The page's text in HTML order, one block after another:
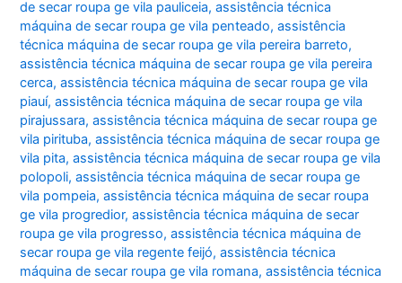
de secar roupa ge vila pauliceia,assistência técnica
máquina de secar roupa ge vila penteado,assistência
técnica máquina de secar roupa ge vila pereira barreto,
assistência técnica máquina de secar roupa ge vila pereira
cerca,assistência técnica máquina de secar roupa ge vila
piauí,assistência técnica máquina de secar roupa ge vila
pirajussara,assistência técnica máquina de secar roupa ge
vila pirituba,assistência técnica máquina de secar roupa ge
vila pita,assistência técnica máquina de secar roupa ge vila
polopoli,assistência técnica máquina de secar roupa ge
vila pompeia,assistência técnica máquina de secar roupa
ge vila progredior,assistência técnica máquina de secar
roupa ge vila progresso,assistência técnica máquina de
secar roupa ge vila regente feijó,assistência técnica
máquina de secar roupa ge vila romana,assistência técnica